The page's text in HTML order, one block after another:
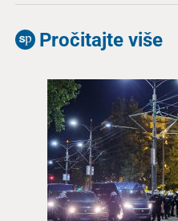
Pročitajte više